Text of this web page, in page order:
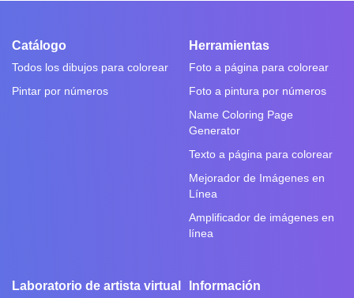
Catálogo
Todos los dibujos para colorear
Pintar por números
Herramientas
Foto a página para colorear
Foto a pintura por números
Name Coloring Page
Generator
Texto a página para colorear
Mejorador de Imágenes en
Línea
Amplificador de imágenes en
línea
Laboratorio de artista virtual Información